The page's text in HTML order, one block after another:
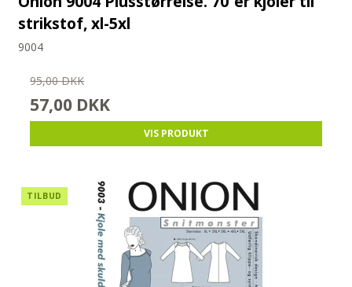
strikstof, xl-5xl
9004
95,00 DKK
57,00 DKK
VIS PRODUKT
TILBUD